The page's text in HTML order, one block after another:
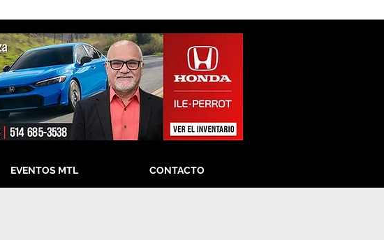
EVENTOS MTL CONTACTO